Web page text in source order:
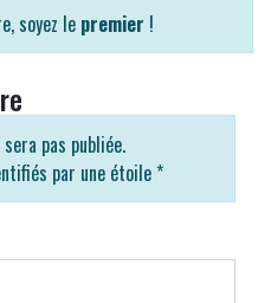
soyez le premier !
pas publiée.
par une étoile *